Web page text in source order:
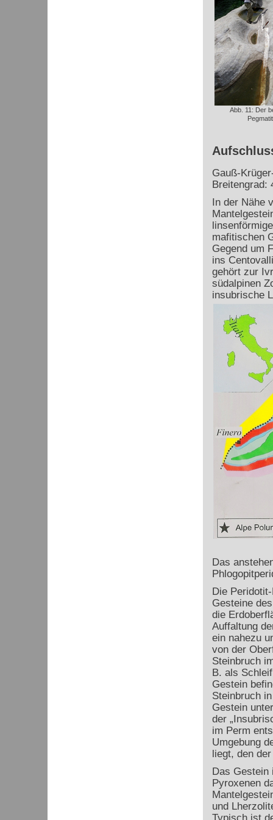
Abb. 11: Der
Gauß-
Breitengrad:
In der Nähe
mafitischen
Gegend um
ins
gehört zur
südalpinen
insubrische
Das
Die
Gesteine
die
Auffaltung
ein nahezu
von der
Steinbruch
B. als
Gestein
Steinbruch
Gestein
der
im Perm
Umgebung
liegt, den
Das Gestein
Pyroxenen
und